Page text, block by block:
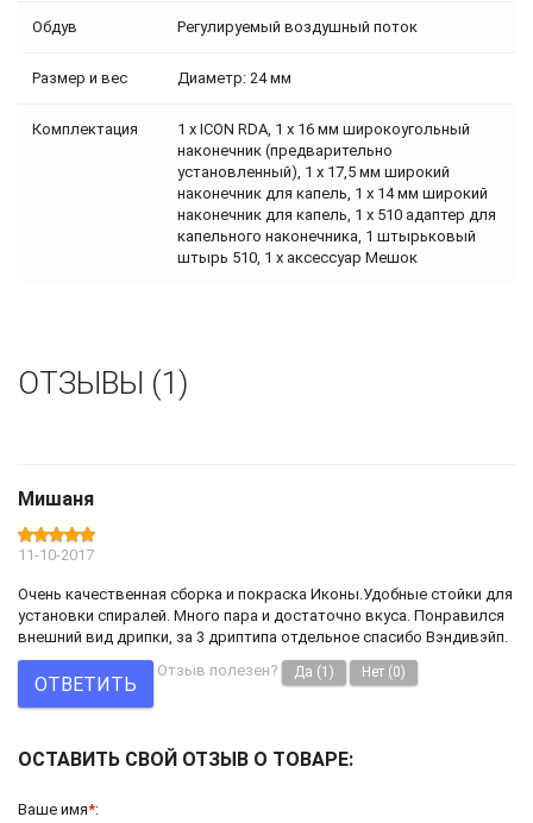
Обдув Регулируемый воздушный поток
Размер и вес Диаметр: 24 мм
Комплектация
1 x ICON RDA, 1 x 16 мм широкоугольный
наконечник (предварительно
установленный), 1 х 17,5 мм широкий
наконечник для капель, 1 х 14 мм широкий
наконечник для капель, 1 х 510 адаптер для
капельного наконечника, 1 штырьковый
штырь 510, 1 х аксессуар Мешок
ОТЗЫВЫ (1)
Мишаня
11-10-2017
Очень качественная сборка и покраска Иконы.Удобные стойки для
установки спиралей. Много пара и достаточно вкуса. Понравился
внешний вид дрипки, за 3 дриптипа отдельное спасибо Вэндивэйп.
ОТВЕТИТЬ
Отзыв полезен? Да (1) Нет (0)
ОСТАВИТЬ СВОЙ ОТЗЫВ О ТОВАРЕ:
Ваше имя*: